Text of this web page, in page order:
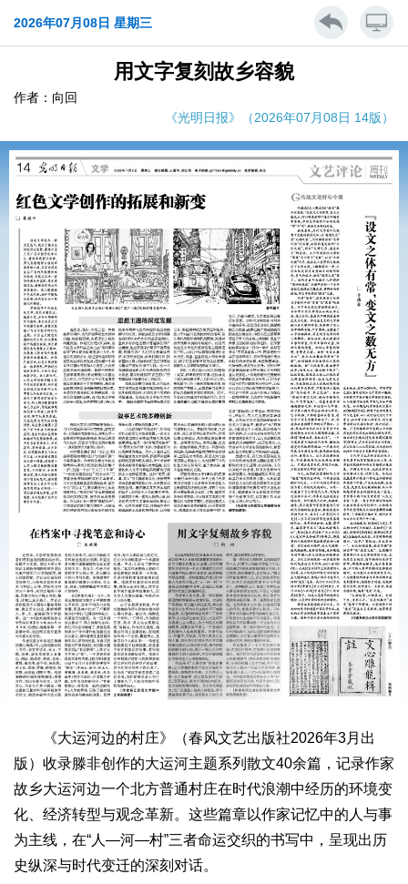
2026年07月08日 星期三
用文字复刻故乡容貌
作者：向回
《光明日报》（2026年07月08日 14版）
《大运河边的村庄》（春风文艺出版社2026年3月出
版）收录滕非创作的大运河主题系列散文40余篇，记录作家
故乡大运河边一个北方普通村庄在时代浪潮中经历的环境变
化、经济转型与观念革新。这些篇章以作家记忆中的人与事
为主线，在“人—河—村”三者命运交织的书写中，呈现出历
史纵深与时代变迁的深刻对话。